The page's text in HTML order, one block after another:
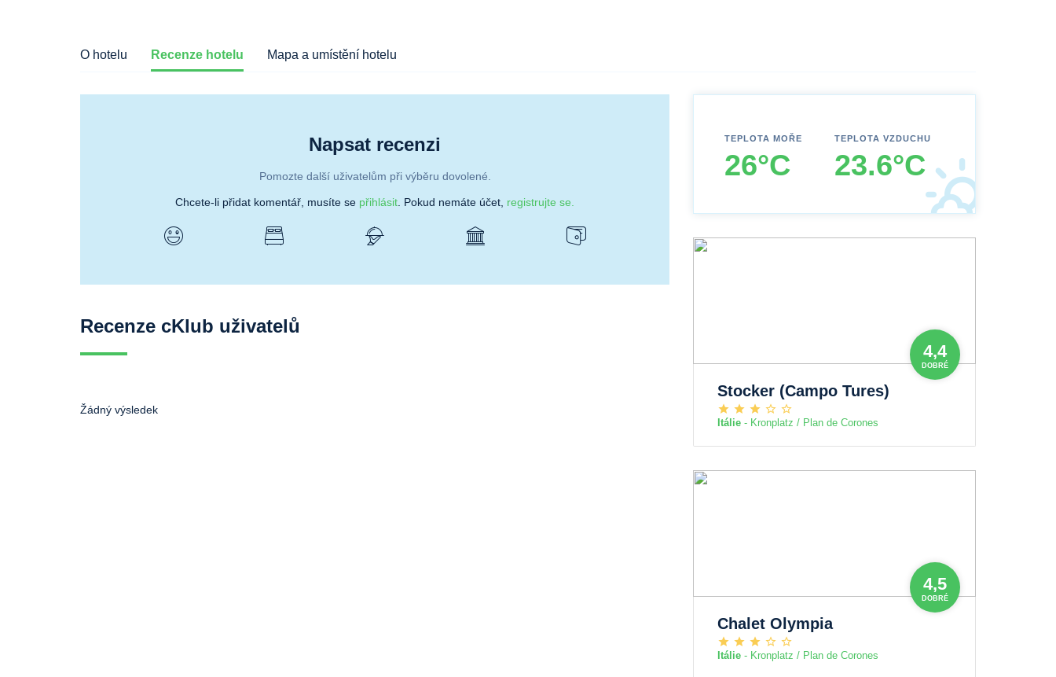
O hotelu Recenze hotelu Mapa a umístění hotelu
Napsat recenzi
Pomozte další uživatelům při výběru dovolené.
Chcete-li přidat komentář, musíte se přihlásit . Pokud nemáte účet, registrujte se.
Recenze cKlub uživatelů
Žádný výsledek
TEPLOTA MOŘE
26°C
TEPLOTA VZDUCHU
23.6°C
4,4
DOBRÉ
Stocker (Campo Tures)
Itálie - Kronplatz / Plan de Corones
4,5
DOBRÉ
Chalet Olympia
Itálie - Kronplatz / Plan de Corones